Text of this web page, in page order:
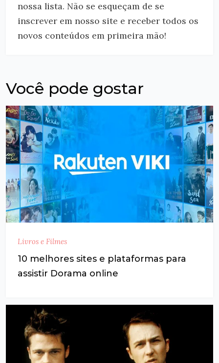
nossa lista. Não se esqueçam de se
inscrever em nosso site e receber todos os
novos conteúdos em primeira mão!
Você pode gostar
Livros e Filmes
10 melhores sites e plataformas para
assistir Dorama online